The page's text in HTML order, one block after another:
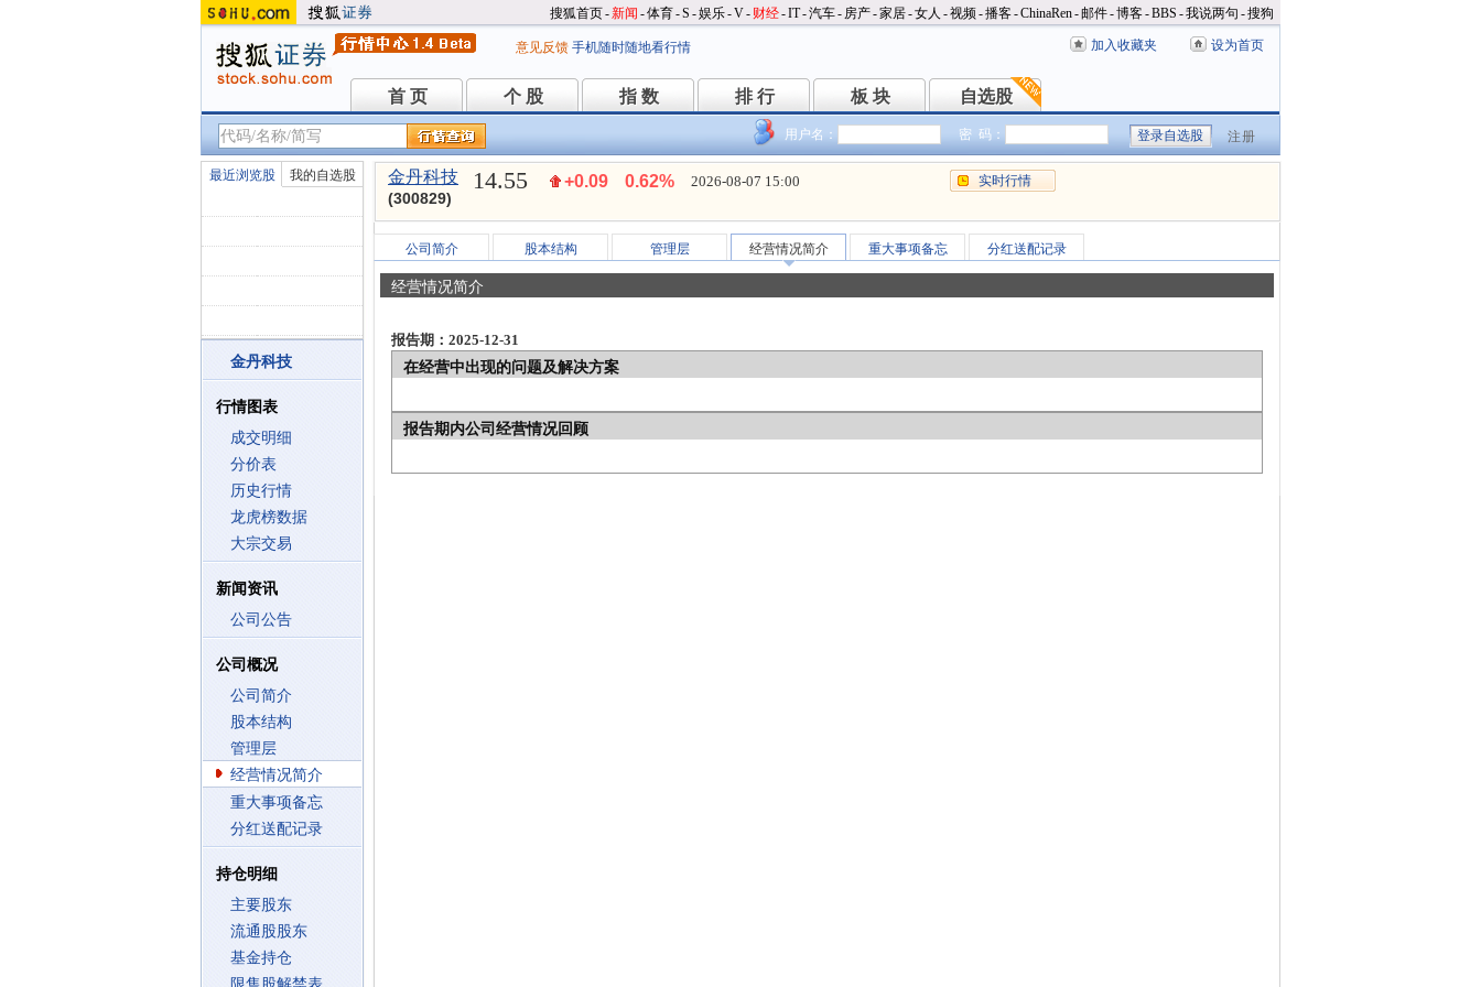
搜狐首页-新闻 -体育-S -娱乐-V- 财经-IT-汽车- 房产-家居-女人 -视频-播客-ChinaRen-邮件-博客-BBS -我说两句 -搜狗
意见反馈 手机随时随地看行情 加入收藏夹 设为首页
首 页
首 页 个 股
个 股 指 数
指 数 排 行
排 行 板 块
板 块 自选股
自选股
用户名： 密 码： 注册
最近浏览股 我的自选股
金丹科技
行情图表
成交明细
分价表
历史行情
龙虎榜数据
大宗交易
新闻资讯
公司公告
公司概况
公司简介
股本结构
管理层
经营情况简介
重大事项备忘
分红送配记录
持仓明细
主要股东
流通股股东
基金持仓
金丹科技
(300829)
14.55 +0.09 0.62% 2026-08-07 15:00 实时行情
公司简介 股本结构 管理层 经营情况简介 重大事项备忘 分红送配记录
经营情况简介
报告期：2025-12-31
在经营中出现的问题及解决方案
报告期内公司经营情况回顾